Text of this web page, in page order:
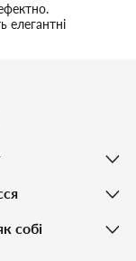
елегантні
собі